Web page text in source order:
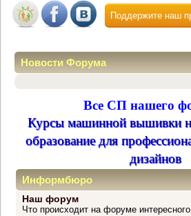
Поддержите наш
Новости Форума
Все СП нашего
Курсы машинной вышивки
образование для
дизайнов
Информбюро
Наш форум
Что происходит на форуме интересного